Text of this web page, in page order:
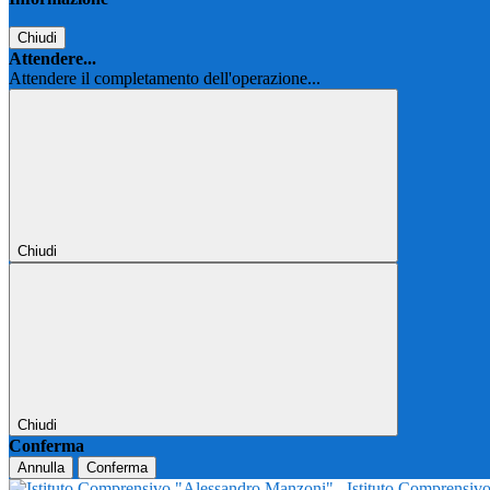
Chiudi
Attendere...
Attendere il completamento dell'operazione...
Chiudi
Chiudi
Conferma
Annulla Conferma